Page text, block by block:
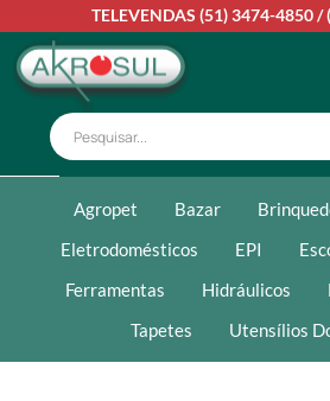
TELEVENDAS (51) 3474-4850/
Agropet Bazar
Eletrodomésticos
EPI
Ferramentas
Hidráulicos
Tapetes
Utensílios